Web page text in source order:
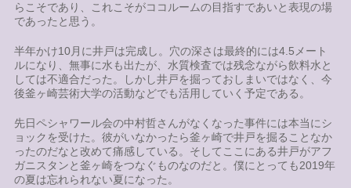
らこそであり、これこそがココルームの目指すであいと表現の場
であったと思う。
半年かけ10月に井戸は完成し。穴の深さは最終的には4.5メート
ルになり、無事に水も出たが、水質検査では残念ながら飲料水と
しては不適合だった。しかし井戸を掘っておしまいではなく、今
後釜ヶ崎芸術大学の活動などでも活用していく予定である。
先日ペシャワール会の中村哲さんがなくなった事件には本当にシ
ョックを受けた。彼がいなかったら釜ヶ崎で井戸を掘ることなか
ったのだなと改めて痛感している。そしてここにある井戸がアフ
ガニスタンと釜ヶ崎をつなぐものなのだと。僕にとっても2019年
の夏は忘れられない夏になった。